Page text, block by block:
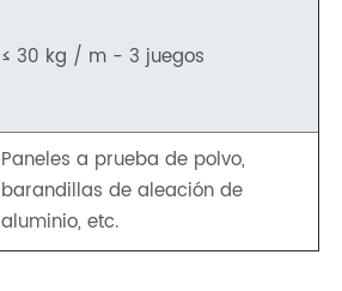
≤ 30 kg / m - 3 juegos
Paneles a prueba de polvo,
barandillas de aleación de
aluminio, etc.